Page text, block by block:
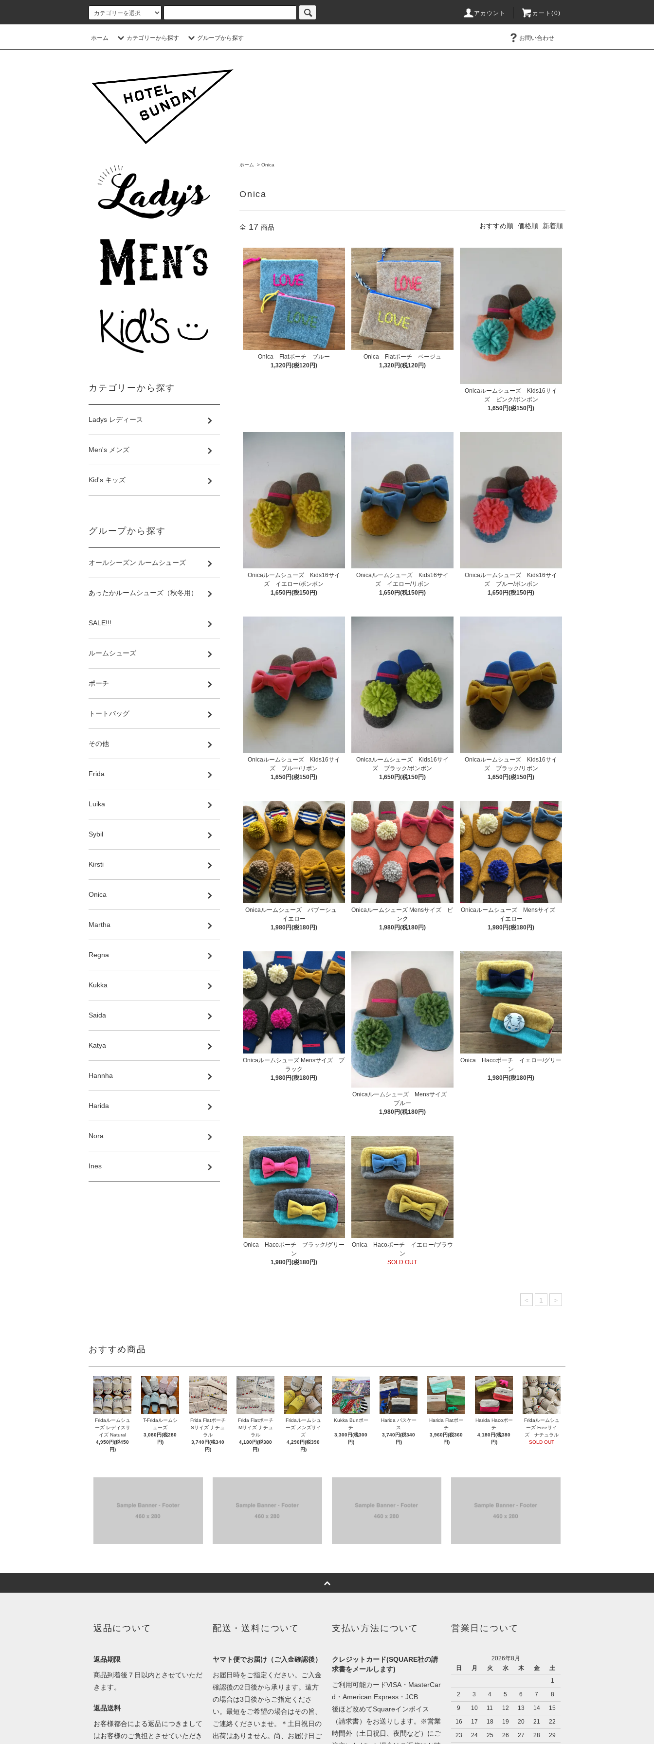
アカウント カート(0)
ホーム カテゴリーから探す グループから探す お問い合わせ
ホーム > Onica
Onica
全 17 商品 おすすめ順 価格順 新着順
Onica Flatポーチ ブルー
1,320円(税120円)
Onica Flatポーチ ベージュ
1,320円(税120円)
Onicaルームシューズ Kids16サイ
ズ ピンク/ボンボン
1,650円(税150円)
Onicaルームシューズ Kids16サイ
ズ イエロー/ボンボン
1,650円(税150円)
Onicaルームシューズ Kids16サイ
ズ イエロー/リボン
1,650円(税150円)
Onicaルームシューズ Kids16サイ
ズ ブルー/ボンボン
1,650円(税150円)
Onicaルームシューズ Kids16サイ
ズ ブルー/リボン
1,650円(税150円)
Onicaルームシューズ Kids16サイ
ズ ブラック/ボンボン
1,650円(税150円)
Onicaルームシューズ Kids16サイ
ズ ブラック/リボン
1,650円(税150円)
Onicaルームシューズ バブーシュ
イエロー
1,980円(税180円)
Onicaルームシューズ Mensサイズ ピ
ンク
1,980円(税180円)
Onicaルームシューズ Mensサイズ
イエロー
1,980円(税180円)
Onicaルームシューズ Mensサイズ ブ
ラック
1,980円(税180円)
Onicaルームシューズ Mensサイズ
ブルー
1,980円(税180円)
Onica Hacoポーチ イエロー/グリー
ン
1,980円(税180円)
Onica Hacoポーチ ブラック/グリー
ン
1,980円(税180円)
Onica Hacoポーチ イエロー/ブラウ
ン
SOLD OUT
< 1 >
カテゴリーから探す
Ladys レディース
Men's メンズ
Kid's キッズ
グループから探す
オールシーズン ルームシューズ
あったかルームシューズ（秋冬用）
SALE!!!
ルームシューズ
ポーチ
トートバッグ
その他
Frida
Luika
Sybil
Kirsti
Onica
Martha
Regna
Kukka
Saida
Katya
Hannha
Harida
Nora
Ines
おすすめ商品
Fridaルームシュ
ーズ レディスサ
イズ Natural
4,950円(税450
円)
T-Fridaルームシ
ューズ
3,080円(税280
円)
Frida Flatポーチ
Sサイズ ナチュ
ラル
3,740円(税340
円)
Frida Flatポーチ
Mサイズ ナチュ
ラル
4,180円(税380
円)
Fridaルームシュ
ーズ メンズサイ
ズ
4,290円(税390
円)
Kukka Bunポー
チ
3,300円(税300
円)
Harida パスケー
ス
3,740円(税340
円)
Harida Flatポー
チ
3,960円(税360
円)
Harida Hacoポー
チ
4,180円(税380
円)
Fridaルームシュ
ーズ Freeサイ
ズ ナチュラル
SOLD OUT
返品について
返品期限
商品到着後７日以内とさせていただ
きます。
返品送料
お客様都合による返品につきまして
はお客様のご負担とさせていただき
配送・送料について
ヤマト便でお届け（ご入金確認後）
お届日時をご指定ください。ご入金
確認後の2日後から承ります。遠方
の場合は3日後からご指定くださ
い。最短をご希望の場合はその旨、
ご連絡くださいませ。＊土日祝日の
出荷はありません。尚、お届け日ご
支払い方法について
クレジットカード(SQUARE社の請
求書をメールします)
ご利用可能カードVISA・MasterCar
d・American Express・JCB
後ほど改めてSquareインボイス
（請求書）をお送りします。※営業
時間外（土日祝日、夜間など）にご
営業日について
2026年8月
日
月 火 水 木 金
土
1
2
3 4 5 6 7
8
9
10 11 12 13 14
15
16
17 18 19 20 21
22
23
24 25 26 27 28 29